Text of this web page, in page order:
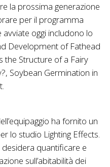
la prossima generazione
per il programma
avviate oggi includono lo
Development of Fathead
the Structure of a Fairy
Soybean Germination in
ha fornito un
lo studio Lighting Effects.
desidera quantificare e
sull’abitabilità dei